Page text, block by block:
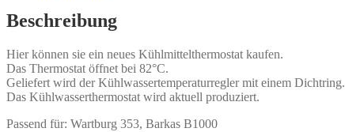
Beschreibung
Hier können sie ein neues Kühlmittelthermostat kaufen.
Das Thermostat öffnet bei 82°C.
Geliefert wird der Kühlwassertemperaturregler mit einem Dichtring.
Das Kühlwasserthermostat wird aktuell produziert.
Passend für: Wartburg 353, Barkas B1000